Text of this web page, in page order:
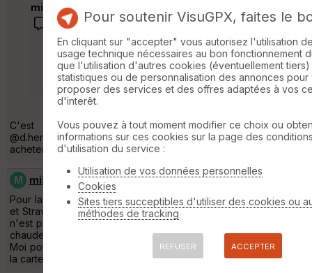
miketlt a dit :
j'ai un abonnement Strava mais ces derniers
jours la carte chaude n'y était plus aussi. Et
Strava et beaucoup moins intuitif que Visu pour
créer les parcours.
C'est un peu pour cela que j'essayais d'expliquer à
@d.henry4 que je trouvais stupide de vendre visu pour
acheter strava ... Merci de confirmer 🤨
M miketlt [31posts] - Le 07/07/2026 07:49
Pour la conception des parcours il n'y a pas photo entre Visu
et Strava. Avec Strava tu vois les chemins empruntés mais ce
n'est pas du tout intuitif. Croisons les doigts pour que la carte
chaude subsiste sur Visu sachant que c'est celle de Strava.
Moi pour tracer et trouver de nouveaux chemins, sans Visu et
la carte chaude, je suis perdu. 😢
Pour soutenir VisuGPX, faites le
En cliquant sur "accepter" vous autorisez l'utilisation
usage technique nécessaires au bon fonctionnement
que l'utilisation d'autres cookies (éventuellement
statistiques ou de personnalisation des annonces pour
proposer des services et des offres adaptées à vos
d'interêt.
Vous pouvez à tout moment modifier ce choix ou
informations sur ces cookies sur la page des
d'utilisation du service :
Utilisation de vos données personnelles
Cookies
Sites tiers succeptibles d'utiliser des cookies ou
méthodes de tracking
REFUSER ACCEPTER